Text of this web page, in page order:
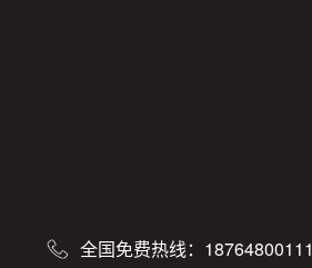
全国免费热线：18764800111